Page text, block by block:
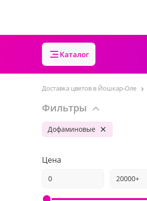
Каталог
Доставка цветов в Йошкар-Оле
Фильтры
Дофаминовые
Цена